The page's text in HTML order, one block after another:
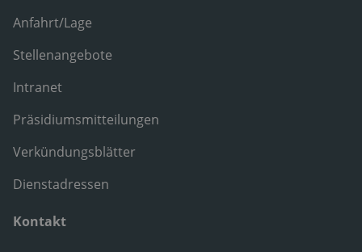
Anfahrt/Lage
Stellenangebote
Intranet
Präsidiumsmitteilungen
Verkündungsblätter
Dienstadressen
Kontakt